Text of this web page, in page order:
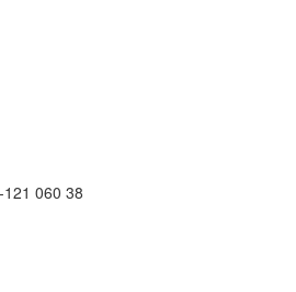
121 060 38